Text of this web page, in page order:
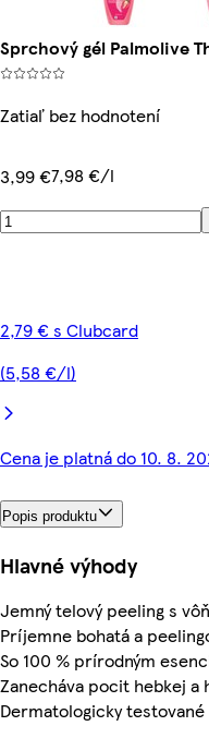
Sprchový gél Palmolive
Zatiaľ bez hodnotení
3,99 €7,98 €/l
2,79 € s Clubcard
(5,58 €/l)
Cena je platná do 10. 8.
Popis produktu
Hlavné výhody
Jemný telový peeling s
Príjemne bohatá a
So 100 % prírodným
Zanecháva pocit hebkej a
Dermatologicky testované